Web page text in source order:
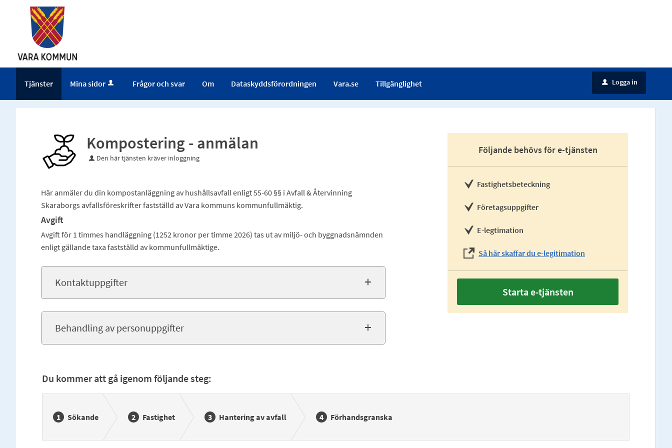
Tjänster Mina sidor Frågor och svar Om Dataskyddsförordningen Vara.se Tillgänglighet u Logga in
Kompostering - anmälan
Den här tjänsten kräver inloggning
Här anmäler du din kompostanläggning av hushållsavfall enligt 55-60 §§ i Avfall & Återvinning
Skaraborgs avfallsföreskrifter fastställd av Vara kommuns kommunfullmäktig.
Avgift
Avgift för 1 timmes handläggning (1252 kronor per timme 2026) tas ut av miljö- och byggnadsnämnden
enligt gällande taxa fastställd av kommunfullmäktige.
Kontaktuppgifter
Behandling av personuppgifter
Följande behövs för e-tjänsten
Fastighetsbeteckning
Företagsuppgifter
E-legtimation
Så här skaffar du e-legitimation
Starta e-tjänsten
Du kommer att gå igenom följande steg:
Sökande Fastighet Hantering av avfall Förhandsgranska